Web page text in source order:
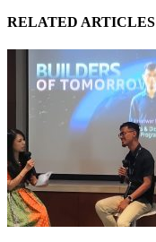
RELATED ARTICLES